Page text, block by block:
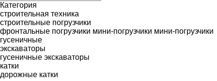
Категория
строительная техника
строительные погрузчики
фронтальные погрузчики мини-погрузчики мини-погрузчики
гусеничные
экскаваторы
гусеничные экскаваторы
катки
дорожные катки